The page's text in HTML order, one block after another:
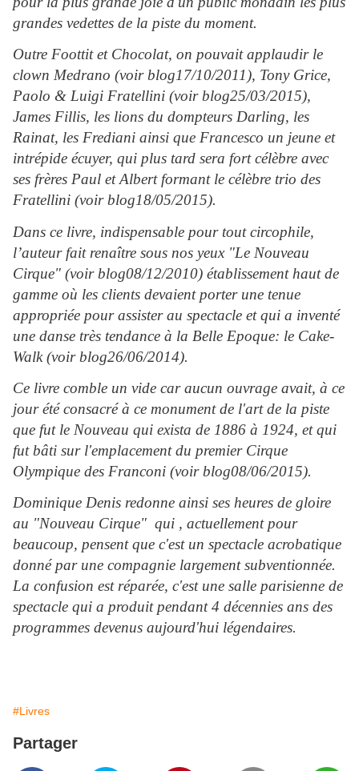
grandes vedettes de la piste du moment.
Outre Foottit et Chocolat, on pouvait applaudir le
clown Medrano (voir blog17/10/2011), Tony Grice,
Paolo & Luigi Fratellini (voir blog25/03/2015),
James Fillis, les lions du dompteurs Darling, les
Rainat, les Frediani ainsi que Francesco un jeune et
intrépide écuyer, qui plus tard sera fort célèbre avec
ses frères Paul et Albert formant le célèbre trio des
Fratellini (voir blog18/05/2015).
Dans ce livre, indispensable pour tout circophile,
l’auteur fait renaître sous nos yeux "Le Nouveau
Cirque" (voir blog08/12/2010) établissement haut de
gamme où les clients devaient porter une tenue
appropriée pour assister au spectacle et qui a inventé
une danse très tendance à la Belle Epoque: le Cake-
Walk (voir blog26/06/2014).
Ce livre comble un vide car aucun ouvrage avait, à ce
jour été consacré à ce monument de l'art de la piste
que fut le Nouveau qui exista de 1886 à 1924, et qui
fut bâti sur l'emplacement du premier Cirque
Olympique des Franconi (voir blog08/06/2015).
Dominique Denis redonne ainsi ses heures de gloire
au "Nouveau Cirque" qui , actuellement pour
beaucoup, pensent que c'est un spectacle acrobatique
donné par une compagnie largement subventionnée.
La confusion est réparée, c'est une salle parisienne de
spectacle qui a produit pendant 4 décennies ans des
programmes devenus aujourd'hui légendaires.
#Livres
Partager